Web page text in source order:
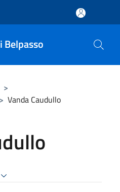
Belpasso
>
> Vanda Caudullo